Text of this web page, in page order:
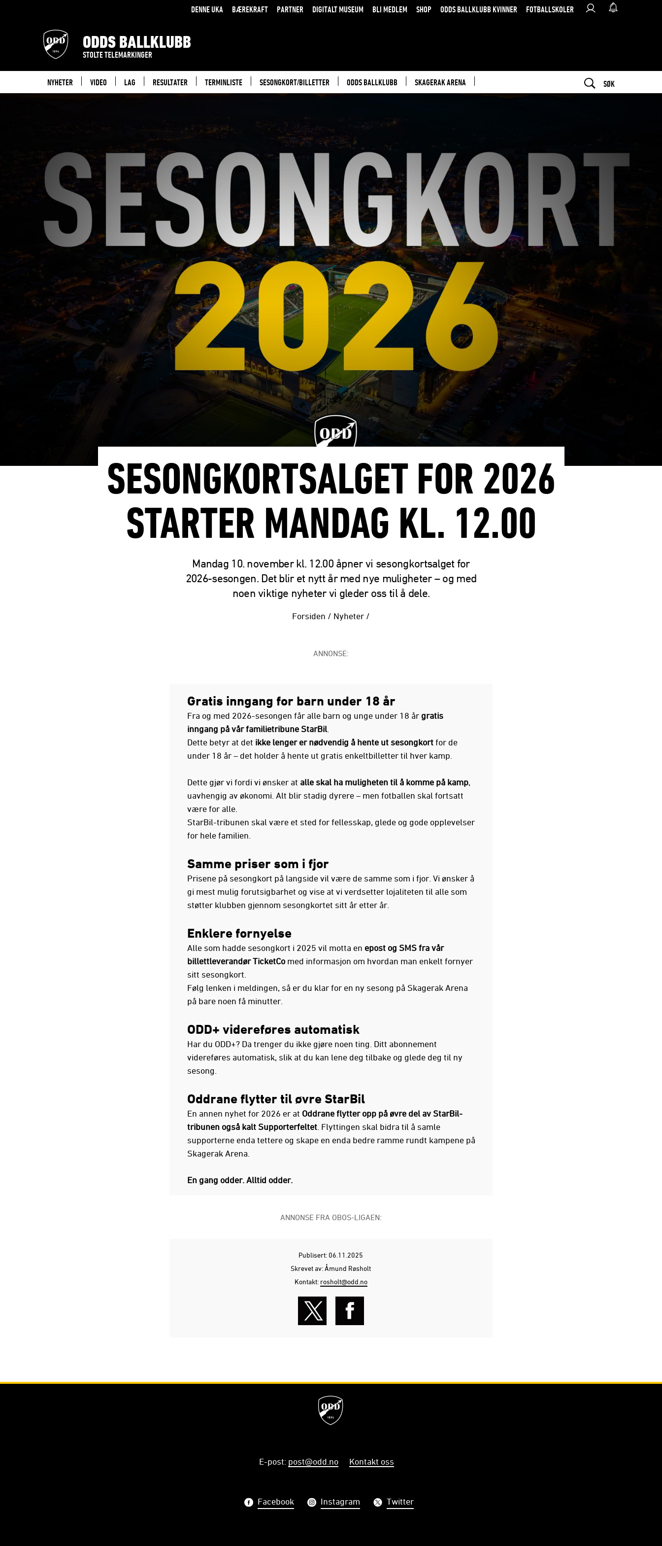
DENNE UKA BÆREKRAFT PARTNER DIGITALT MUSEUM BLI MEDLEM SHOP ODDS BALLKLUBB KVINNER FOTBALLSKOLER
ODDS BALLKLUBB
STOLTE TELEMARKINGER
NYHETER VIDEO LAG RESULTATER TERMINLISTE SESONGKORT/BILLETTER ODDS BALLKLUBB SKAGERAK ARENA SØK
SESONGKORTSALGET FOR 2026
STARTER MANDAG KL. 12.00
Mandag 10. november kl. 12.00 åpner vi sesongkortsalget for
2026-sesongen. Det blir et nytt år med nye muligheter – og med
noen viktige nyheter vi gleder oss til å dele.
Forsiden / Nyheter /
ANNONSE:
Gratis inngang for barn under 18 år
Fra og med 2026-sesongen får alle barn og unge under 18 år gratis
inngang på vår familietribune StarBil
Dette betyr at det ikke lenger er nødvendig å hente ut sesongkortfor de
under 18 år – det holder å hente ut gratis enkeltbilletter til hver kamp.
Dette gjør vi fordi vi ønsker at alle skal ha muligheten til å komme på kamp,
uavhengig av økonomi. Alt blir stadig dyrere – men fotballen skal fortsatt
være for alle.
StarBil-tribunen skal være et sted for fellesskap, glede og gode opplevelser
for hele familien.
Samme priser som i fjor
Prisene på sesongkort på langside vil være de samme som i fjor. Vi ønsker å
gi mest mulig forutsigbarhet og vise at vi verdsetter lojaliteten til alle som
støtter klubben gjennom sesongkortet sitt år etter år.
Enklere fornyelse
Alle som hadde sesongkort i 2025 vil motta en epost og SMS fra vår
billettleverandør TicketComed informasjon om hvordan man enkelt fornyer
sitt sesongkort.
Følg lenken i meldingen, så er du klar for en ny sesong på Skagerak Arena
på bare noen få minutter.
ODD+ videreføres automatisk
Har du ODD+? Da trenger du ikke gjøre noen ting. Ditt abonnement
videreføres automatisk, slik at du kan lene deg tilbake og glede deg til ny
sesong.
Oddrane flytter til øvre StarBil
En annen nyhet for 2026 er at Oddrane flytter opp på øvre del av StarBil-
tribunen også kalt Supporterfeltet. Flyttingen skal bidra til å samle
supporterne enda tettere og skape en enda bedre ramme rundt kampene på
Skagerak Arena.
En gang odder. Alltid odder.
ANNONSE FRA OBOS-LIGAEN:
Publisert: 06.11.2025
Skrevet av: Åmund Røsholt
Kontakt: rosholt@odd.no
E-post: post@odd.no Kontakt oss
Facebook Instagram Twitter